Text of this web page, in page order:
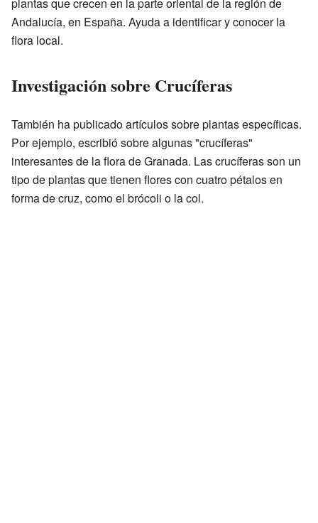
Andalucía, en España. Ayuda a identificar y conocer la
flora local.
Investigación sobre Crucíferas
También ha publicado artículos sobre plantas específicas.
Por ejemplo, escribió sobre algunas "crucíferas"
interesantes de la flora de Granada. Las crucíferas son un
tipo de plantas que tienen flores con cuatro pétalos en
forma de cruz, como el brócoli o la col.